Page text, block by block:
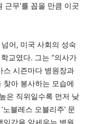
근무’를 꼽을 만큼 이곳
어, 미국 사회의 성숙
교였다. 그는 “의사가
스 시즌마다 병원장과
아 봉사하는 모습에
은 직위일수록 먼저 낮
블레스 오블리주’ 문